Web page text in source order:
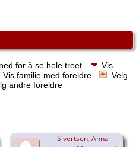
for å se hele treet.
Vis
Vis familie med foreldre
Velg
andre foreldre
Sivertsen, Anna